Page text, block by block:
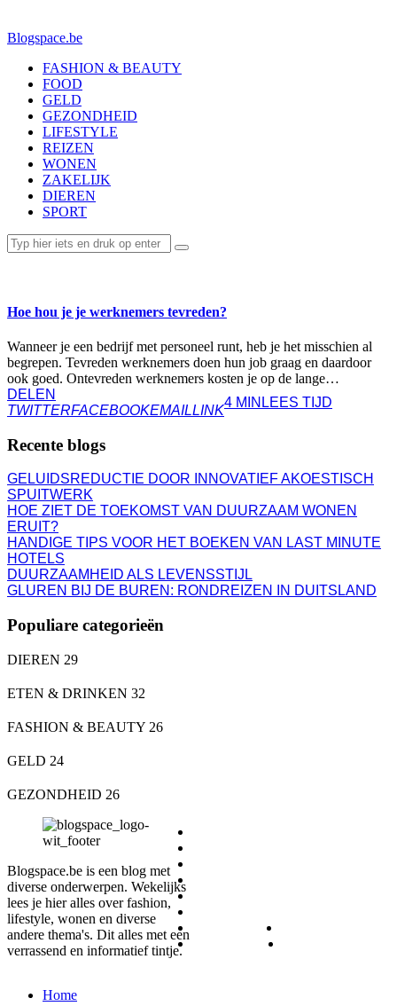
Blogspace.be
FASHION & BEAUTY
FOOD
GELD
GEZONDHEID
LIFESTYLE
REIZEN
WONEN
ZAKELIJK
DIEREN
SPORT
Hoe hou je je werknemers tevreden?
Wanneer je een bedrijf met personeel runt, heb je het misschien al
begrepen. Tevreden werknemers doen hun job graag en daardoor
ook goed. Ontevreden werknemers kosten je op de lange…
DELEN
TWITTERFACEBOOKEMAILLINK
4 MIN LEES TIJD
Recente blogs
GELUIDSREDUCTIE DOOR INNOVATIEF AKOESTISCH
SPUITWERK
HOE ZIET DE TOEKOMST VAN DUURZAAM WONEN
ERUIT?
HANDIGE TIPS VOOR HET BOEKEN VAN LAST MINUTE
HOTELS
DUURZAAMHEID ALS LEVENSSTIJL
GLUREN BIJ DE BUREN: RONDREIZEN IN DUITSLAND
Populiare categorieën
DIEREN 29
ETEN & DRINKEN 32
FASHION & BEAUTY 26
GELD 24
GEZONDHEID 26
Blogspace.be is een blog met
diverse onderwerpen. Wekelijks
lees je hier alles over fashion,
lifestyle, wonen en diverse
andere thema's. Dit alles met een
verrassend en informatief tintje.
Home